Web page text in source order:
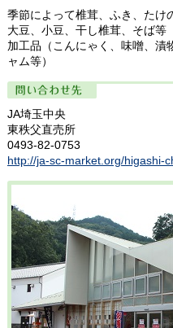
季節によって椎茸、ふき、たけ
大豆、小豆、干し椎茸、そば等
加工品（こんにゃく、味噌、漬
ャム等）
問い合わせ先
JA埼玉中央
東秩父直売所
0493-82-0753
http://ja-sc-market.org/higashi-